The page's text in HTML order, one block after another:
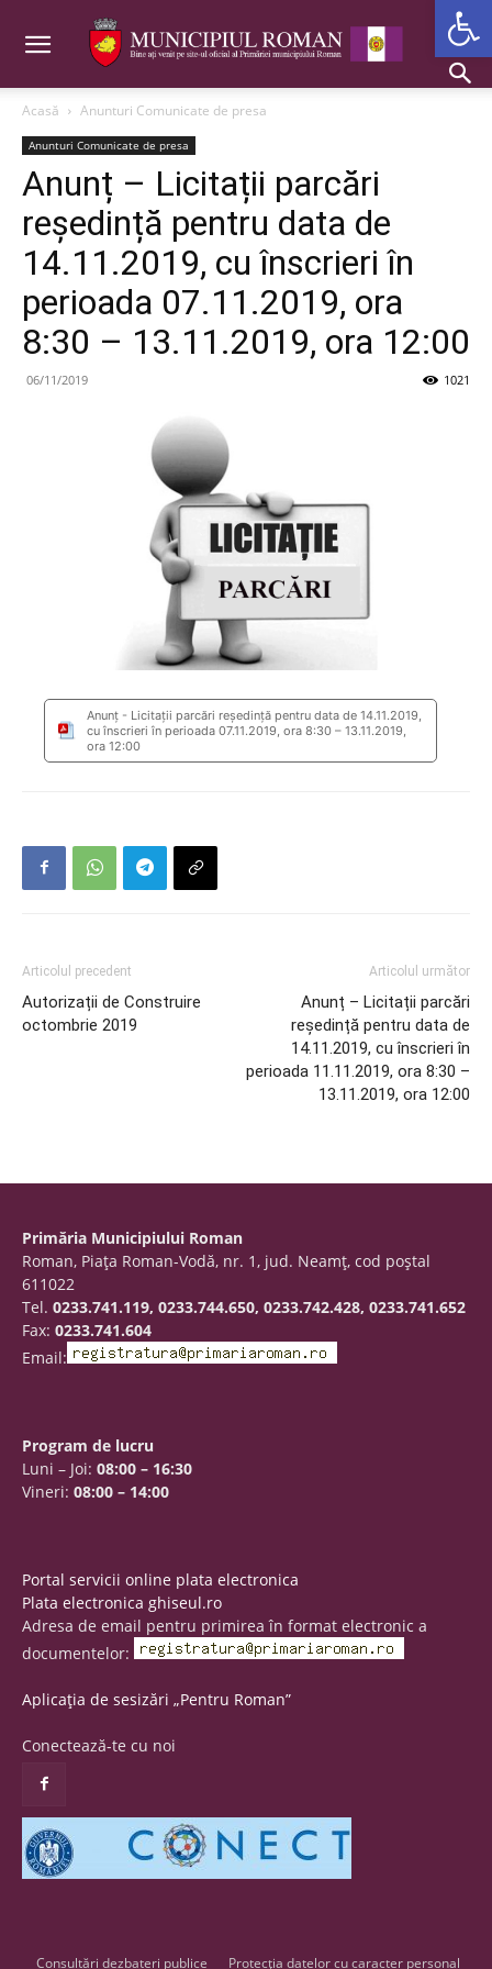
Acasă Anunturi Comunicate de presa
Anunturi Comunicate de presa
Anunț – Licitații parcări
reședință pentru data de
14.11.2019, cu înscrieri în
perioada 07.11.2019, ora
8:30 – 13.11.2019, ora 12:00
06/11/2019 1021
Anunț - Licitații parcări reședință pentru data de 14.11.2019,
cu înscrieri în perioada 07.11.2019, ora 8:30 – 13.11.2019,
ora 12:00
Articolul precedent
Autorizații de Construire
octombrie 2019
Articolul următor
Anunț – Licitații parcări
reședință pentru data de
14.11.2019, cu înscrieri în
perioada 11.11.2019, ora 8:30 –
13.11.2019, ora 12:00
Primăria Municipiului Roman
Roman, Piaţa Roman-Vodă, nr. 1, jud. Neamţ, cod poştal
611022
Tel. 0233.741.119, 0233.744.650, 0233.742.428, 0233.741.652
Fax: 0233.741.604
Email:
Program de lucru
Luni – Joi: 08:00 – 16:30
Vineri: 08:00 – 14:00
Portal servicii online plata electronica
Plata electronica ghiseul.ro
Adresa de email pentru primirea în format electronic a
documentelor:
Aplicația de sesizări „Pentru Roman”
Conectează-te cu noi
Consultări dezbateri publice Protecția datelor cu caracter personal